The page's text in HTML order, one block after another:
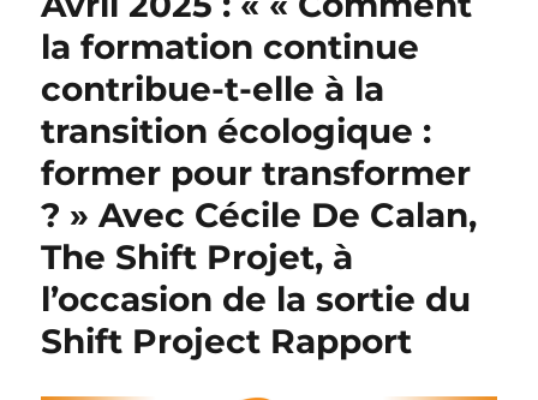
la formation continue
contribue-t-elle à la
transition écologique :
former pour transformer
? » Avec Cécile De Calan,
The Shift Projet, à
l’occasion de la sortie du
Shift Project Rapport